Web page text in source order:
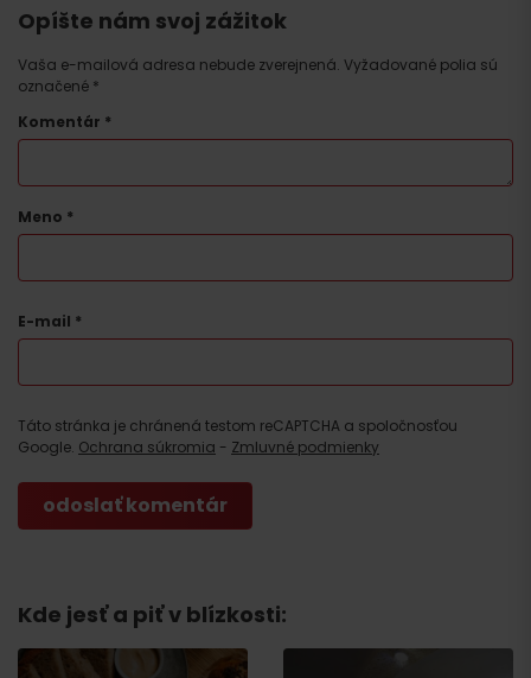
Opíšte nám svoj zážitok
Vaša e-mailová adresa nebude zverejnená. Vyžadované polia sú
označené *
Komentár *
Meno *
E-mail *
Táto stránka je chránená testom reCAPTCHA a spoločnosťou
Google. Ochrana súkromia - Zmluvné podmienky
Kde jesť a piť v blízkosti: